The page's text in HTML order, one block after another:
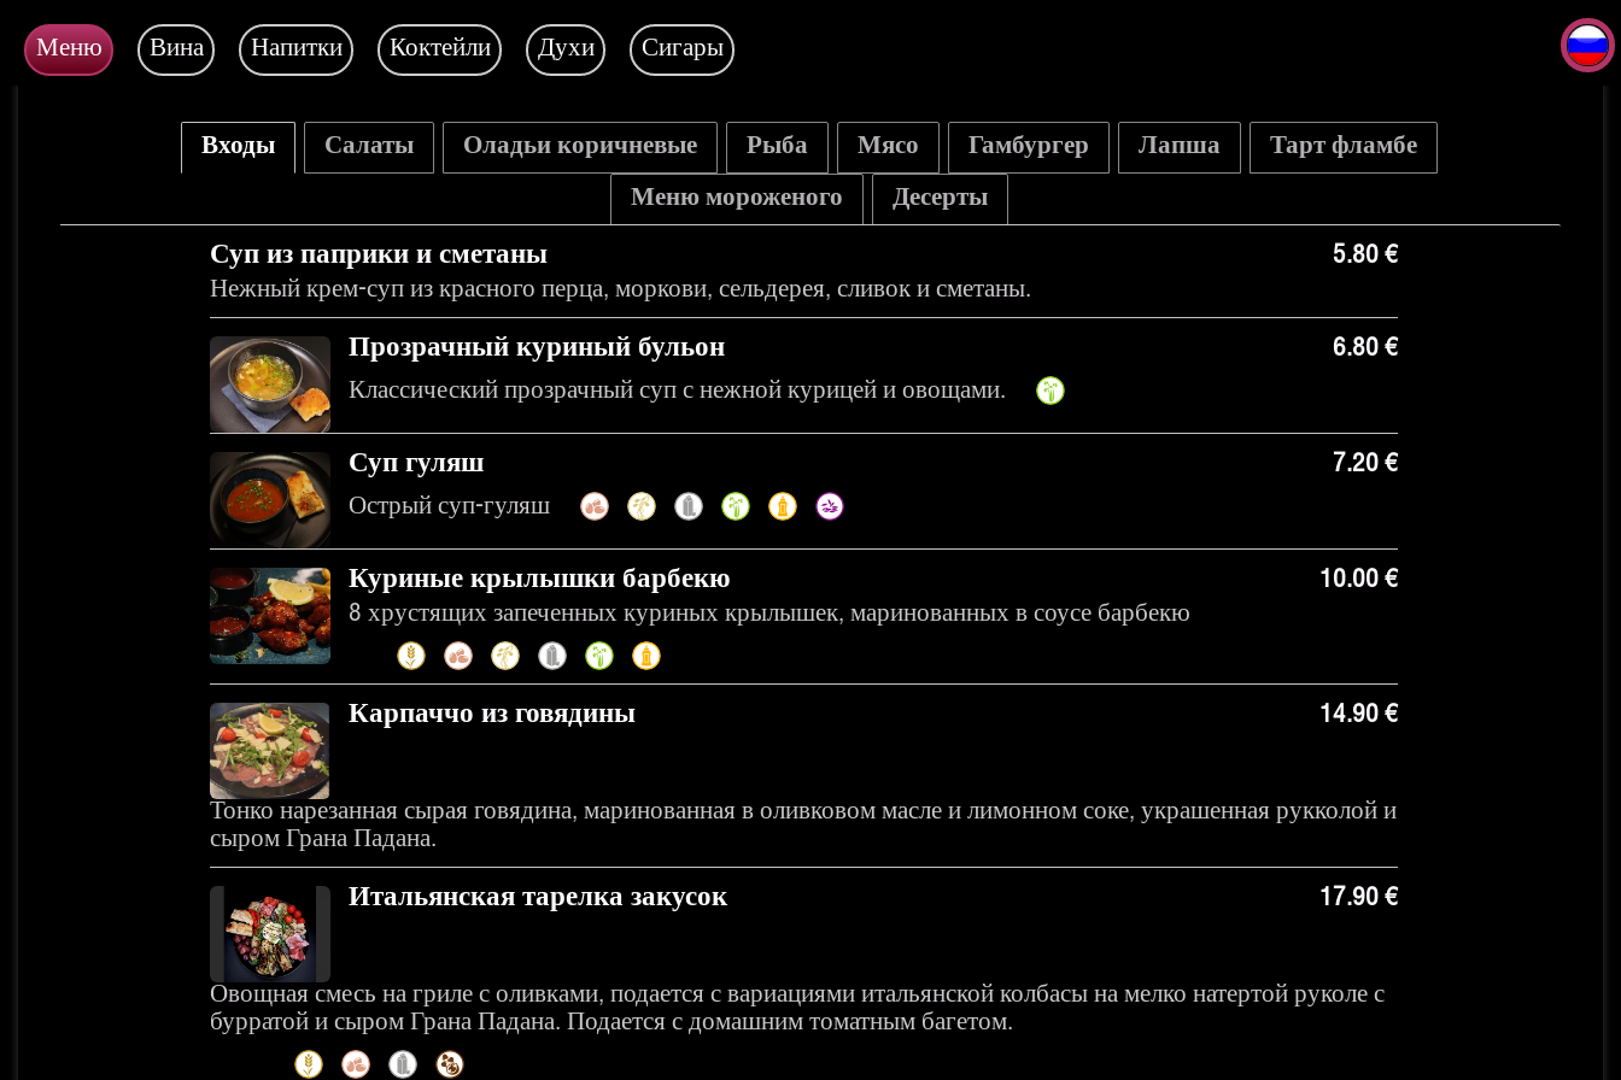
Меню Вина Напитки Коктейли Духи Сигары
Входы Салаты Оладьи коричневые Рыба Мясо Гамбургер Лапша Тарт фламбе
Меню мороженого Десерты
5.80 €
Суп из паприки и сметаны
Нежный крем-суп из красного перца, моркови, сельдерея, сливок и сметаны.
6.80 €
Прозрачный куриный бульон
Классический прозрачный суп с нежной курицей и овощами.
7.20 €
Суп гуляш
Острый суп-гуляш
10.00 €
Куриные крылышки барбекю
8 хрустящих запеченных куриных крылышек, маринованных в соусе барбекю
14.90 €
Карпаччо из говядины
Тонко нарезанная сырая говядина, маринованная в оливковом масле и лимонном соке, украшенная рукколой и
сыром Грана Падана.
17.90 €
Итальянская тарелка закусок
Овощная смесь на гриле с оливками, подается с вариациями итальянской колбасы на мелко натертой руколе с
бурратой и сыром Грана Падана. Подается с домашним томатным багетом.